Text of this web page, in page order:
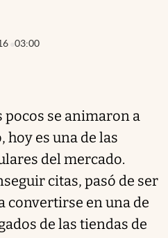
03:00
se animaron a
hoy es una de las
del mercado.
citas, pasó de ser
convertirse en una de
de las tiendas de